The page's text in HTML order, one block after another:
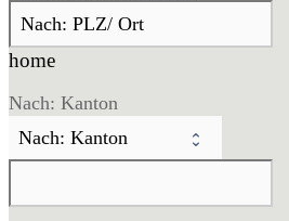
home
Nach: Kanton